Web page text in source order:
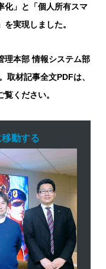
化」と「個人所有スマ
実現しました。
理本部 情報システム部
取材記事全文PDFは、
ください。
動する